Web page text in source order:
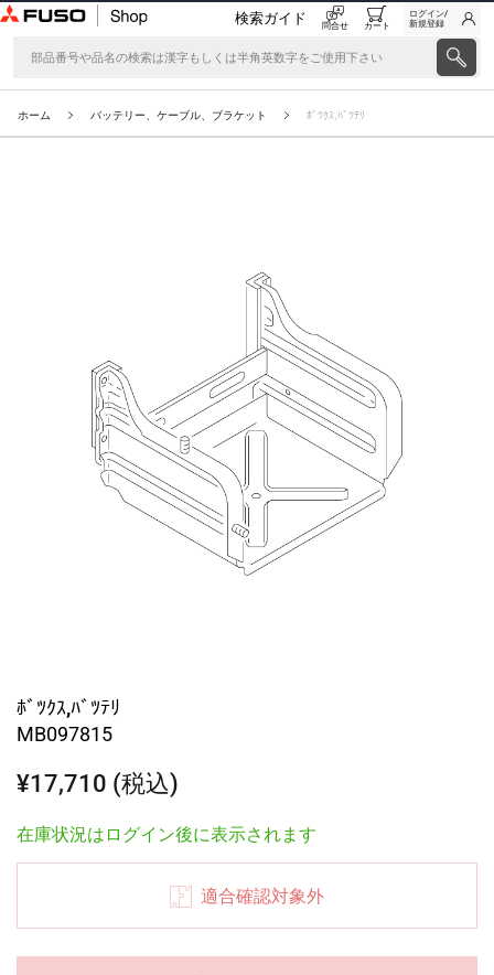
検索ガイド 問合せ カート
ログイン/
新規登録
ホーム バッテリー、ケーブル、ブラケット ﾎﾞﾂｸｽ,ﾊﾞﾂﾃﾘ
ﾎﾞﾂｸｽ,ﾊﾞﾂﾃﾘ
MB097815
¥17,710 (税込)
在庫状況はログイン後に表示されます
適合確認対象外